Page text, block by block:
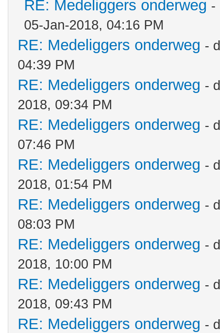
RE: Medeliggers onderweg -
05-Jan-2018, 04:16 PM
RE: Medeliggers onderweg -
04:39 PM
RE: Medeliggers onderweg -
2018, 09:34 PM
RE: Medeliggers onderweg -
07:46 PM
RE: Medeliggers onderweg -
2018, 01:54 PM
RE: Medeliggers onderweg -
08:03 PM
RE: Medeliggers onderweg -
2018, 10:00 PM
RE: Medeliggers onderweg -
2018, 09:43 PM
RE: Medeliggers onderweg -